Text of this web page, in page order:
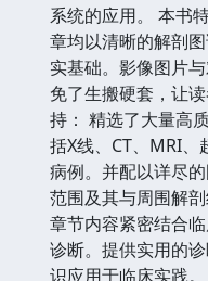
系统的应用。 本书
章均以清晰的解剖
实基础。影像图片
免了生搬硬套，让
持： 精选了大量高
括X线、CT、MRI
病例。并配以详尽
范围及其与周围解
章节内容紧密结合
诊断。提供实用的
识应用于临床实践